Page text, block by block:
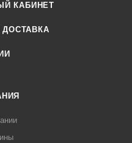
КАБИНЕТ
ДОСТАВКА